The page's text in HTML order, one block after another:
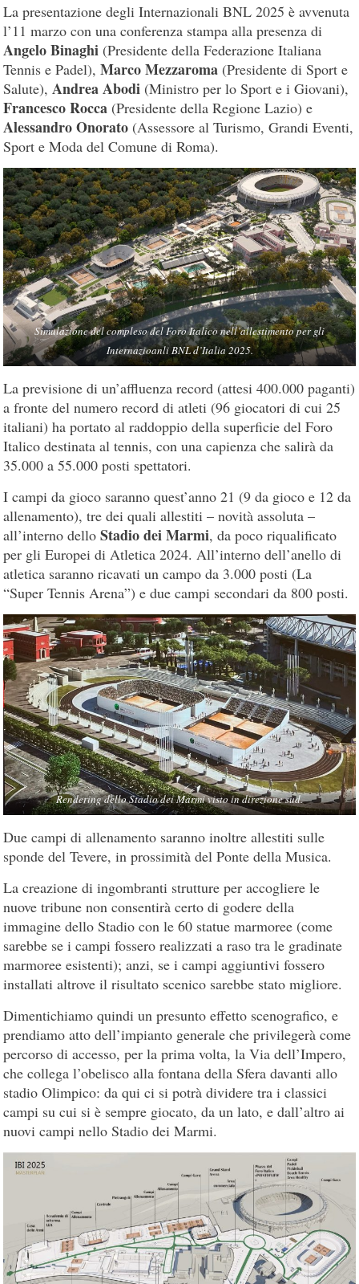
La presentazione degli Internazionali BNL 2025 è avvenuta
l’11 marzo con una conferenza stampa alla presenza di
Angelo Binaghi (Presidente della Federazione Italiana
Tennis e Padel),Marco Mezzaroma (Presidente di Sport e
Salute), Andrea Abodi (Ministro per lo Sport e i Giovani),
Francesco Rocca (Presidente della Regione Lazio) e
Alessandro Onorato (Assessore al Turismo, Grandi Eventi,
Sport e Moda del Comune di Roma).
Simulazione del compleso del Foro Italico nell’allestimento per gli
Internazioanli BNL d’Italia 2025.
La previsione di un’affluenza record (attesi 400.000 paganti)
a fronte del numero record di atleti (96 giocatori di cui 25
italiani) ha portato al raddoppio della superficie del Foro
Italico destinata al tennis, con una capienza che salirà da
35.000 a 55.000 posti spettatori.
I campi da gioco saranno quest’anno 21 (9 da gioco e 12 da
allenamento), tre dei quali allestiti – novità assoluta –
all’interno delloStadio dei Marmi, da poco riqualificato
per gli Europei di Atletica 2024. All’interno dell’anello di
atletica saranno ricavati un campo da 3.000 posti (La
“Super Tennis Arena”) e due campi secondari da 800 posti.
Rendering dello Stadio dei Marmi visto in direzione sud.
Due campi di allenamento saranno inoltre allestiti sulle
sponde del Tevere, in prossimità del Ponte della Musica.
La creazione di ingombranti strutture per accogliere le
nuove tribune non consentirà certo di godere della
immagine dello Stadio con le 60 statue marmoree (come
sarebbe se i campi fossero realizzati a raso tra le gradinate
marmoree esistenti); anzi, se i campi aggiuntivi fossero
installati altrove il risultato scenico sarebbe stato migliore.
Dimentichiamo quindi un presunto effetto scenografico, e
prendiamo atto dell’impianto generale che privilegerà come
percorso di accesso, per la prima volta, la Via dell’Impero,
che collega l’obelisco alla fontana della Sfera davanti allo
stadio Olimpico: da qui ci si potrà dividere tra i classici
campi su cui si è sempre giocato, da un lato, e dall’altro ai
nuovi campi nello Stadio dei Marmi.